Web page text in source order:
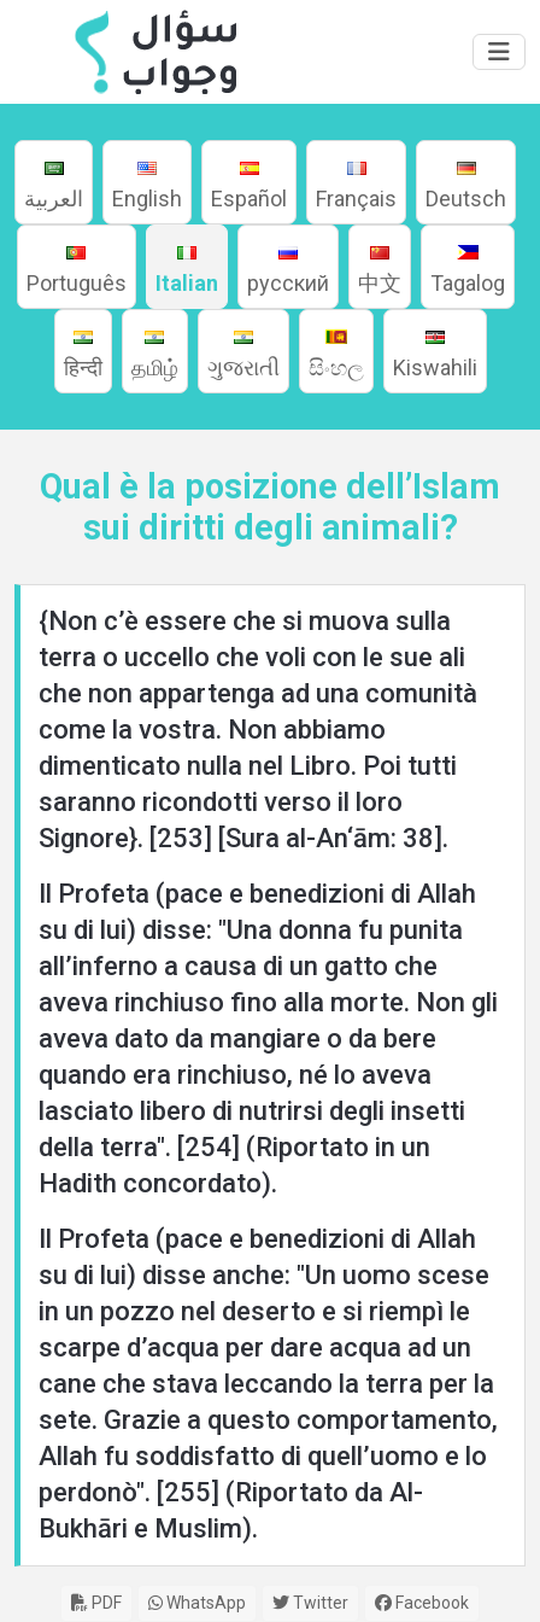
Home
Languages
العربية English Español Français Deutsch
Português Italian русский 中文 Tagalog
हिन्दी தமிழ் ગુજરાતી සිංහල Kiswahili
Qual è la posizione dell’Islam
sui diritti degli animali?
{Non c’è essere che si muova sulla
terra o uccello che voli con le sue ali
che non appartenga ad una comunità
come la vostra. Non abbiamo
dimenticato nulla nel Libro. Poi tutti
saranno ricondotti verso il loro
Signore}. [253] [Sura al-An‘ām: 38].
Il Profeta (pace e benedizioni di Allah
su di lui) disse: "Una donna fu punita
all’inferno a causa di un gatto che
aveva rinchiuso fino alla morte. Non gli
aveva dato da mangiare o da bere
quando era rinchiuso, né lo aveva
lasciato libero di nutrirsi degli insetti
della terra". [254] (Riportato in un
Hadith concordato).
Il Profeta (pace e benedizioni di Allah
su di lui) disse anche: "Un uomo scese
in un pozzo nel deserto e si riempì le
scarpe d’acqua per dare acqua ad un
cane che stava leccando la terra per la
sete. Grazie a questo comportamento,
Allah fu soddisfatto di quell’uomo e lo
perdonò". [255] (Riportato da Al-
Bukhāri e Muslim).
PDF WhatsApp Twitter Facebook